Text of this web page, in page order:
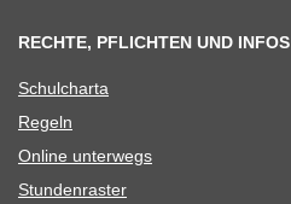
RECHTE, PFLICHTEN UND INFOS
Schul­charta
Regeln
Online unter­wegs
Stun­den­ras­ter